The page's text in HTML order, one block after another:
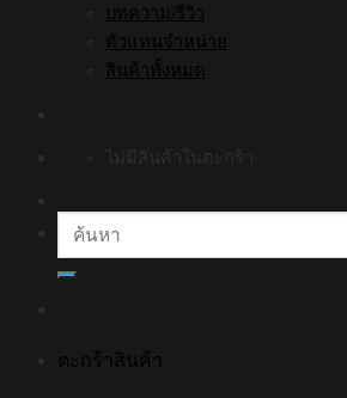
บทความ/รีวิว
ตัวแทนจำหน่าย
สินค้าทั้งหมด
ค้นหา:
ตะกร้าสินค้า